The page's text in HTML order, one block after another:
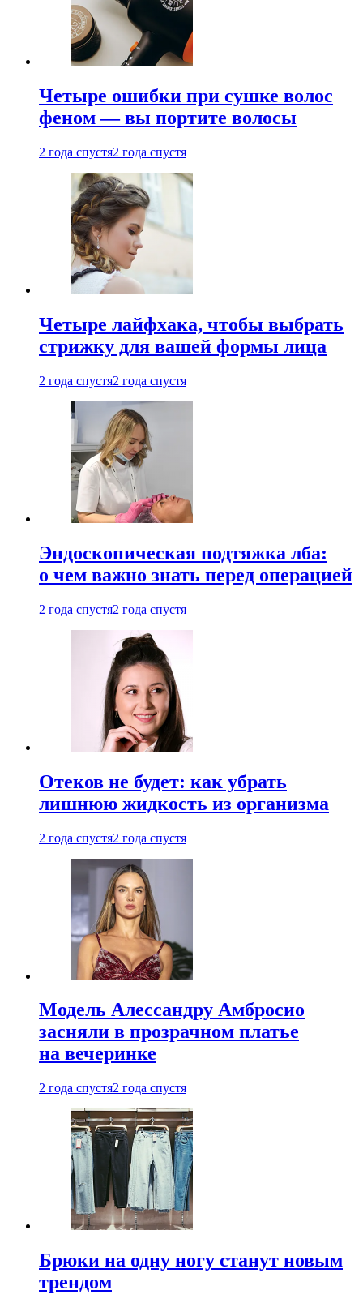
Четыре ошибки при сушке волос
феном — вы портите волосы
2 года спустя2 года спустя
Четыре лайфхака, чтобы выбрать
стрижку для вашей формы лица
2 года спустя2 года спустя
Эндоскопическая подтяжка лба:
о чем важно знать перед операцией
2 года спустя2 года спустя
Отеков не будет: как убрать
лишнюю жидкость из организма
2 года спустя2 года спустя
Модель Алессандру Амбросио
засняли в прозрачном платье
на вечеринке
2 года спустя2 года спустя
Брюки на одну ногу станут новым
трендом